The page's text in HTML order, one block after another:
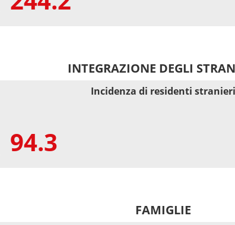
INTEGRAZIONE DEGLI
94.3
Incidenza di residenti stranieri
FAMIGLIE